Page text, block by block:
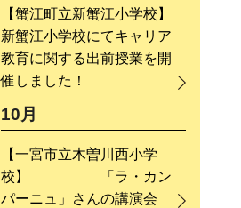
【蟹江町立新蟹江小学校】
新蟹江小学校にてキャリア
教育に関する出前授業を開
催しました！
10月
【一宮市立木曽川西小学
校】 「ラ・カン
パーニュ」さんの講演会